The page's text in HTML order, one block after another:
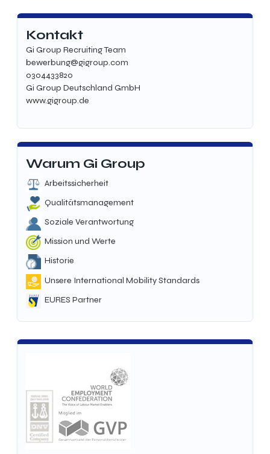
Kontakt
Gi Group Recruiting Team
bewerbung@gigroup.com
0304433820
Gi Group Deutschland GmbH
www.gigroup.de
Warum Gi Group
Arbeitssicherheit
Qualitätsmanagement
Soziale Verantwortung
Mission und Werte
Historie
Unsere International Mobility Standards
EURES Partner